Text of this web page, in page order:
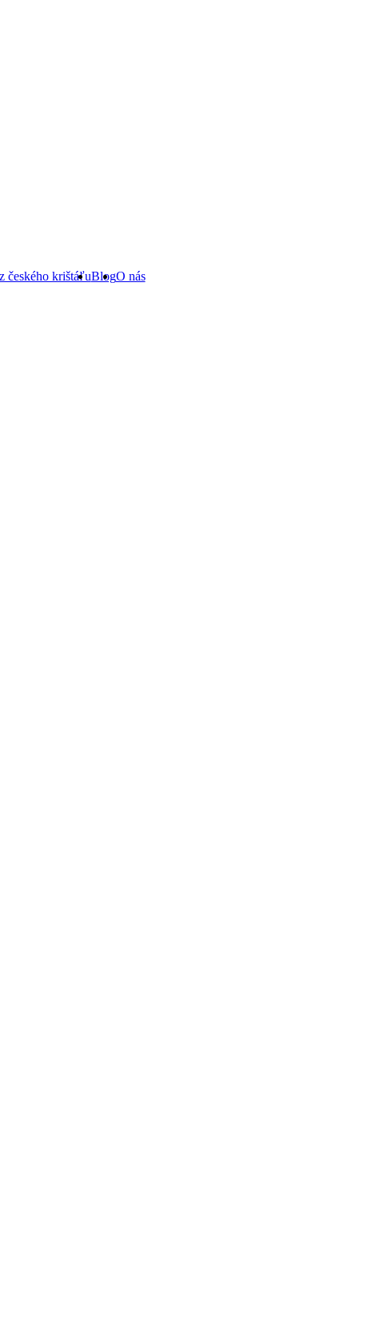
českého krištáľuBlogO nás